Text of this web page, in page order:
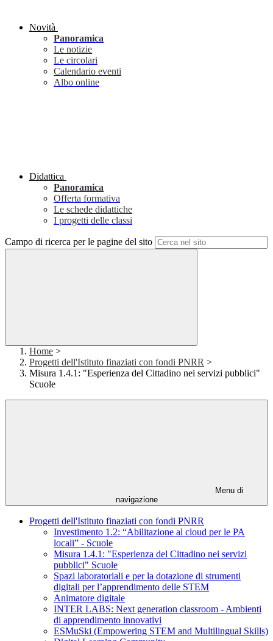
Novità
Panoramica
Le notizie
Le circolari
Calendario eventi
Albo online
Didattica
Panoramica
Offerta formativa
Le schede didattiche
I progetti delle classi
Campo di ricerca per le pagine del sito
Home >
Progetti dell'Istituto finaziati con fondi PNRR >
Misura 1.4.1: "Esperienza del Cittadino nei servizi pubblici"
Scuole
Menu di
navigazione
Progetti dell'Istituto finaziati con fondi PNRR
Investimento 1.2: “Abilitazione al cloud per le PA
locali” - Scuole
Misura 1.4.1: "Esperienza del Cittadino nei servizi
pubblici" Scuole
Spazi laboratoriali e per la dotazione di strumenti
digitali per l’apprendimento delle STEM
Animatore digitale
INTER LABS: Next generation classroom - Ambienti
di apprendimento innovativi
ESMuSki (Empowering STEM and Multilingual Skills)